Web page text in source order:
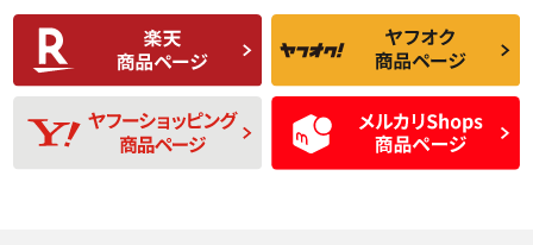
C
比較的きれいな中古
品
C
られるが、使用に問
題のない中古品
D
使用感や目立つ傷が
あり、一般的な中古
品
D
残り溝も少なく、偏
磨耗がみられ、短期
間使用できるくらい
の中古品